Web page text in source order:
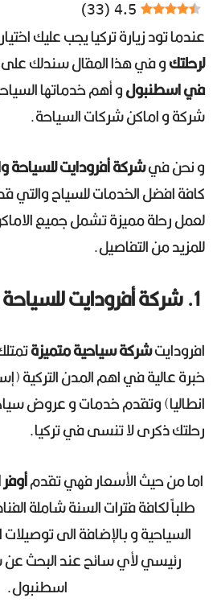
4.5
(
33
)
عندما تود زيارة تركيا يجب عليك اختيار
لرحلتكو في هذا المقال سندلك
في اسطنبولو أهم خدماتها
شركة و اماكن شركات السياحة.
و نحن فيشركة أفرودايت للسياحة
كافة افضل الخدمات للسياح والتي
لعمل رحلة مميزة تشمل جميع
للمزيد من التفاصيل.
1. شركة أفرودايت للسياحة والسفر في تركيا
افرودايتشركة سياحية متميزة
خبرة عالية في اهم المدن التركية
انطاليا) وتقدم خدمات و عروض
رحلتك ذكرى لا تنسى في تركيا.
اما من حيث الأسعار فهي تقدم
طلباً لكافة فترات السنة شاملة
السياحية و بالإضافة الى توصيلات
رئيسي لأي سائح عند البحث
اسطنبول.